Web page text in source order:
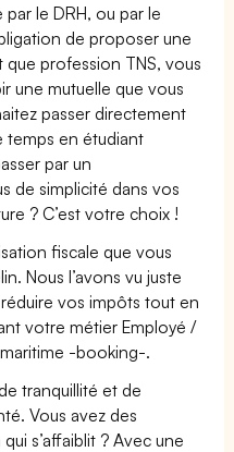
le DRH, ou par le
de proposer une
que profession TNS, vous
une mutuelle que vous
passer directement
temps en étudiant
par un
de simplicité dans vos
? C’est votre choix !
fiscale que vous
Nous l’avons vu juste
vos impôts tout en
votre métier Employé /
-booking-.
tranquillité et de
Vous avez des
s’affaiblit ? Avec une